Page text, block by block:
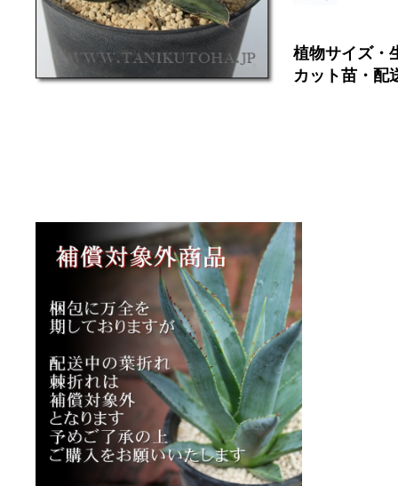
植物サイズ・
カット苗・配